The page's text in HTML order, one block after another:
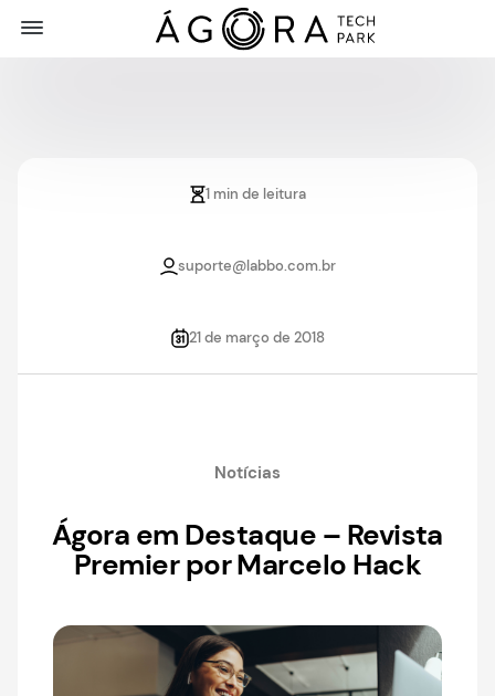
1 min de leitura
suporte@labbo.com.br
21 de março de 2018
Notícias
Ágora em Destaque – Revista
Premier por Marcelo Hack